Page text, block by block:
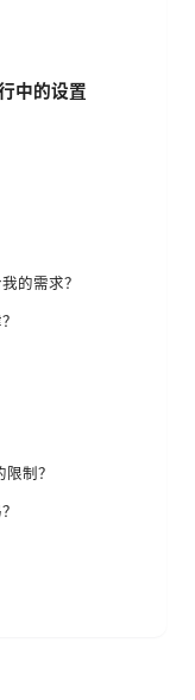
中的设置
的需求？
制？